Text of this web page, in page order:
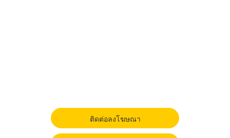
ติดต่อลงโฆษณา